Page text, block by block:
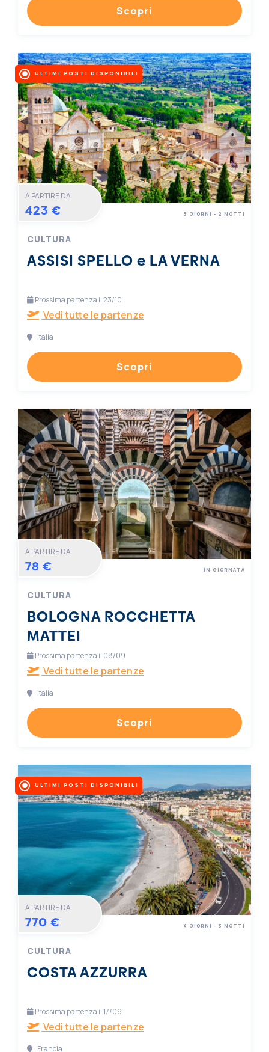
Scopri
ULTIMI POSTI DISPONIBILI
A PARTIRE DA
423 €
CULTURA
ASSISI SPELLO e LA VERNA
3 GIORNI - 2 NOTTI
Prossima partenza il 23/10
Vedi tutte le partenze
Italia
Scopri
A PARTIRE DA
78 €
CULTURA
BOLOGNA ROCCHETTA
MATTEI
IN GIORNATA
Prossima partenza il 08/09
Vedi tutte le partenze
Italia
Scopri
ULTIMI POSTI DISPONIBILI
A PARTIRE DA
770 €
CULTURA
COSTA AZZURRA
4 GIORNI - 3 NOTTI
Prossima partenza il 17/09
Vedi tutte le partenze
Francia